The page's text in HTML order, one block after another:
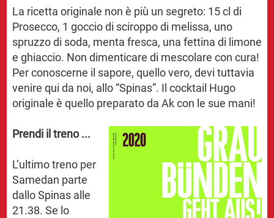
La ricetta originale non è più un segreto: 15 cl di
Prosecco, 1 goccio di sciroppo di melissa, uno
spruzzo di soda, menta fresca, una fettina di limone
e ghiaccio. Non dimenticare di mescolare con cura!
Per conoscerne il sapore, quello vero, devi tuttavia
venire qui da noi, allo “Spinas”. Il cocktail Hugo
originale è quello preparato da Ak con le sue mani!
Prendi il treno ...
L’ultimo treno per
Samedan parte
dallo Spinas alle
21.38. Se lo